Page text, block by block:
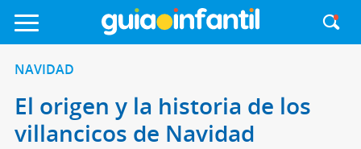
NAVIDAD
El origen y la historia de los
villancicos de Navidad